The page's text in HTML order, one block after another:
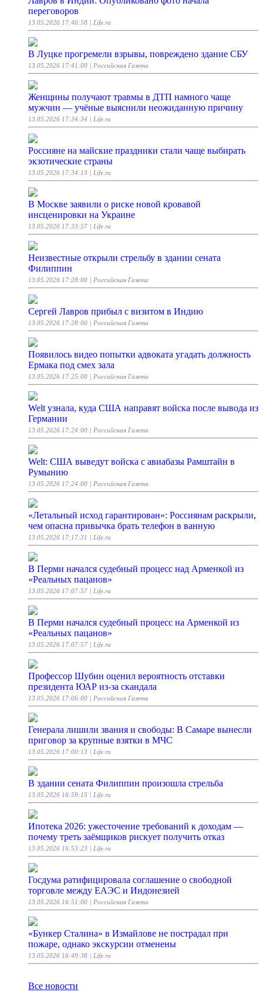
переговоров
13.05.2026 17:46:58 | Life.ru
В Луцке прогремели взрывы, повреждено здание СБУ
13.05.2026 17:41:00 | Российская Газета
Женщины получают травмы в ДТП намного чаще
мужчин — учёные выяснили неожиданную причину
13.05.2026 17:34:34 | Life.ru
Россияне на майские праздники стали чаще выбирать
экзотические страны
13.05.2026 17:34:13 | Life.ru
В Москве заявили о риске новой кровавой
инсценировки на Украине
13.05.2026 17:33:57 | Life.ru
Неизвестные открыли стрельбу в здании сената
Филиппин
13.05.2026 17:28:00 | Российская Газета
Сергей Лавров прибыл с визитом в Индию
13.05.2026 17:28:00 | Российская Газета
Появилось видео попытки адвоката угадать должность
Ермака под смех зала
13.05.2026 17:25:00 | Российская Газета
Welt узнала, куда США направят войска после вывода из
Германии
13.05.2026 17:24:00 | Российская Газета
Welt: США выведут войска с авиабазы Рамштайн в
Румынию
13.05.2026 17:24:00 | Российская Газета
«Летальный исход гарантирован»: Россиянам раскрыли,
чем опасна привычка брать телефон в ванную
13.05.2026 17:17:31 | Life.ru
В Перми начался судебный процесс над Арменкой из
«Реальных пацанов»
13.05.2026 17:07:57 | Life.ru
В Перми начался судебный процесс на Арменкой из
«Реальных пацанов»
13.05.2026 17:07:57 | Life.ru
Профессор Шубин оценил вероятность отставки
президента ЮАР из-за скандала
13.05.2026 17:06:00 | Российская Газета
Генерала лишили звания и свободы: В Самаре вынесли
приговор за крупные взятки в МЧС
13.05.2026 17:00:13 | Life.ru
В здании сената Филиппин произошла стрельба
13.05.2026 16:59:15 | Life.ru
Ипотека 2026: ужесточение требований к доходам —
почему треть заёмщиков рискует получить отказ
13.05.2026 16:53:23 | Life.ru
Госдума ратифицировала соглашение о свободной
торговле между ЕАЭС и Индонезией
13.05.2026 16:51:00 | Российская Газета
«Бункер Сталина» в Измайлове не пострадал при
пожаре, однако экскурсии отменены
13.05.2026 16:49:38 | Life.ru
Все новости